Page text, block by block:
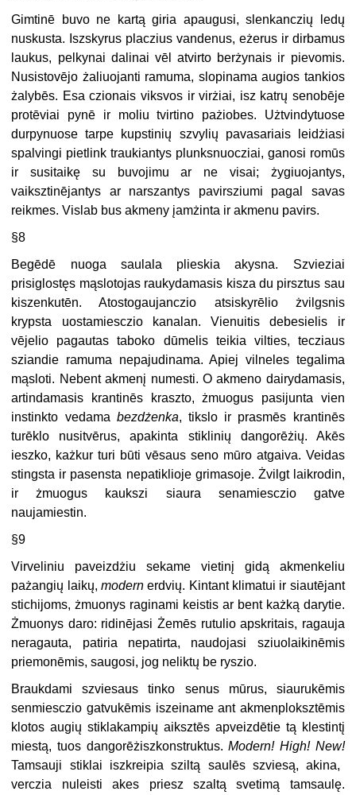
Gimtinē buvo ne kartą giria apaugusi, slenkanczių ledų
nuskusta. Iszskyrus placzius vandenus, eżerus ir dirbamus
laukus, pelkynai dalinai vēl atvirto berżynais ir pievomis.
Nusistovējo żaliuojanti ramuma, slopinama augios tankios
żalybēs. Esa czionais viksvos ir virżiai, isz katrų senobēje
protēviai pynē ir moliu tvirtino pażiobes. Użtvindytuose
durpynuose tarpe kupstinių szvylių pavasariais leidżiasi
spalvingi pietlink traukiantys plunksnuocziai, ganosi romūs
ir susitaikę su buvojimu ar ne visai; żygiuojantys,
vaiksztinējantys ar narszantys pavirsziumi pagal savas
reikmes. Vislab bus akmeny įamżinta ir akmenu pavirs.
§8
Begēdē nuoga saulala plieskia akysna. Szvieziai
prisiglostęs mąslotojas raukydamasis kisza du pirsztus sau
kiszenkutēn. Atostogaujanczio atsiskyrēlio żvilgsnis
krypsta uostamiesczio kanalan. Vienuitis debesielis ir
vējelio pagautas taboko dūmelis teikia vilties, tecziaus
sziandie ramuma nepajudinama. Apiej vilneles tegalima
mąsloti. Nebent akmenį numesti. O akmeno dairydamasis,
artindamasis krantinēs kraszto, żmuogus pasijunta vien
instinkto vedama bezdżenka, tikslo ir prasmēs krantinēs
turēklo nusitvērus, apakinta stiklinių dangorēżių. Akēs
ieszko, każkur turi būti vēsaus seno mūro atgaiva. Veidas
stingsta ir pasensta nepatiklioje grimasoje. Żvilgt laikrodin,
ir żmuogus kaukszi siaura senamiesczio gatve
naujamiestin.
§9
Virveliniu paveizdżiu sekame vietinį gidą akmenkeliu
pażangių laikų,modern erdvių. Kintant klimatui ir siautējant
stichijoms, żmuonys raginami keistis ar bent każką darytie.
Żmuonys daro: ridinējasi Żemēs rutulio apskritais, ragauja
neragauta, patiria nepatirta, naudojasi sziuolaikinēmis
priemonēmis, saugosi, jog neliktų be ryszio.
Braukdami szviesaus tinko senus mūrus, siaurukēmis
senmiesczio gatvukēmis iszeiname ant akmenploksztēmis
klotos augių stiklakampių aiksztēs apveizdētie tą klestintį
miestą, tuos dangorēżiszkonstruktus.Modern! High! New!
Tamsauji stiklai iszkreipia sziltą saulēs szviesą, akina,
verczia nuleisti akes priesz szaltą svetimą tamsaulę.